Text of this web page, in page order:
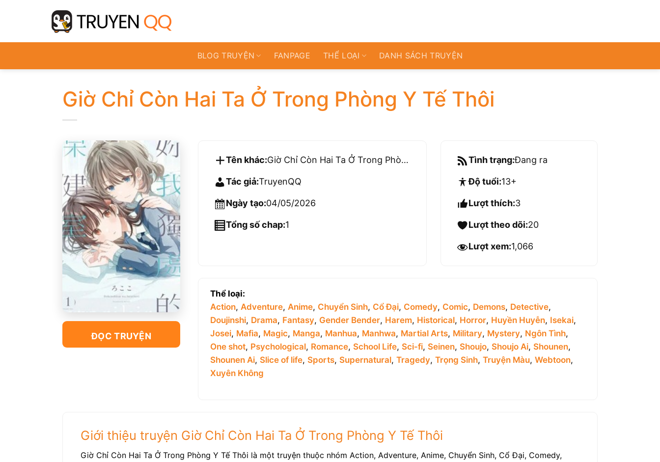
dung
BLOG TRUYỆN
FANPAGE THỂ LOẠI DANH SÁCH TRUYỆN
Giờ Chỉ Còn Hai Ta Ở Trong Phòng Y Tế Thôi
ĐỌC TRUYỆN
Tên khác: Giờ Chỉ Còn Hai Ta Ở Trong Phòng Y Tế Thôi
Tác giả:TruyenQQ
Ngày tạo:04/05/2026
Tổng số chap:1
Tình trạng:Đang ra
Độ tuổi:13+
Lượt thích:3
Lượt theo dõi:20
Lượt xem:1,066
Thể loại:
Action, Adventure, Anime, Chuyển Sinh, Cổ Đại, Comedy, Comic, Demons, Detective,
Doujinshi, Drama, Fantasy, Gender Bender, Harem, Historical, Horror, Huyền Huyễn, Isekai,
Josei, Mafia, Magic, Manga, Manhua, Manhwa, Martial Arts, Military, Mystery, Ngôn Tình,
One shot, Psychological, Romance, School Life, Sci-fi, Seinen, Shoujo, Shoujo Ai, Shounen,
Shounen Ai, Slice of life, Sports, Supernatural, Tragedy, Trọng Sinh, Truyện Màu, Webtoon,
Xuyên Không
Giới thiệu truyện Giờ Chỉ Còn Hai Ta Ở Trong Phòng Y Tế Thôi
Giờ Chỉ Còn Hai Ta Ở Trong Phòng Y Tế Thôi là một truyện thuộc nhóm Action, Adventure, Anime, Chuyển Sinh, Cổ Đại, Comedy,